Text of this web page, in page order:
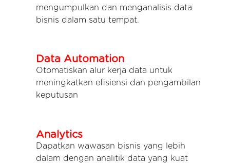
mengumpulkan dan menganalisis data
bisnis dalam satu tempat.
Data Automation
Otomatiskan alur kerja data untuk
meningkatkan efisiensi dan pengambilan
keputusan
Analytics
Dapatkan wawasan bisnis yang lebih
dalam dengan analitik data yang kuat